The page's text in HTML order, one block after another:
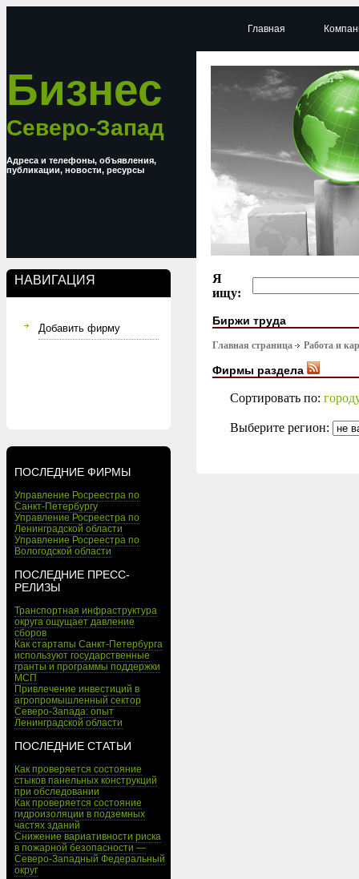
Бизнес
Северо-Запад
Адреса и телефоны, объявления,
публикации, новости, ресурсы
НАВИГАЦИЯ
Добавить фирму
ПОСЛЕДНИЕ ФИРМЫ
Управление Росреестра по
Санкт-Петербургу
Управление Росреестра по
Ленинградской области
Управление Росреестра по
Вологодской области
ПОСЛЕДНИЕ ПРЕСС-
РЕЛИЗЫ
Транспортная инфраструктура
округа ощущает давление
сборов
Как стартапы Санкт-Петербурга
используют государственные
гранты и программы поддержки
МСП
Привлечение инвестиций в
агропромышленный сектор
Северо-Запада: опыт
Ленинградской области
ПОСЛЕДНИЕ СТАТЬИ
Как проверяется состояние
стыков панельных конструкций
при обследовании
Как проверяется состояние
гидроизоляции в подземных
частях зданий
Снижение вариативности риска
в пожарной безопасности —
Северо-Западный Федеральный
округ
Главная
Я
ищу:
Биржи труда
Главная страница Работа и
Фирмы раздела
Сортировать по:
Выберите регион: